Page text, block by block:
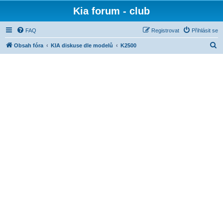
Kia forum - club
FAQ Přihlásit se
Registrovat
Obsah fóra KIA diskuse dle modelů K2500